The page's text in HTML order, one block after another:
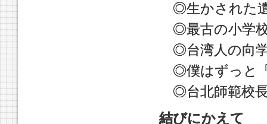
◎生かされた
◎最古の小学
◎台湾人の向
◎僕はずっと
◎台北師範校長
結びにかえて